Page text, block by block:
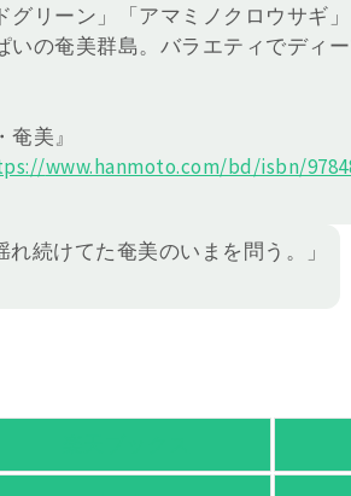
グリーン」「アマミノクロウサギ
いの奄美群島。バラエティでディ
美』
www.hanmoto.com/bd/isbn/
続けてた奄美のいまを問う。」